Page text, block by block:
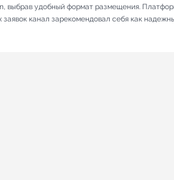
удобный формат размещения.
канал зарекомендовал себя как